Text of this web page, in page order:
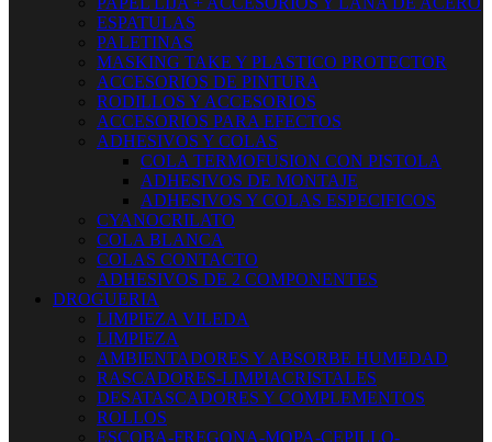
ESPATULAS
PALETINAS
MASKING TAKE Y PLASTICO PROTECTOR
ACCESORIOS DE PINTURA
RODILLOS Y ACCESORIOS
ACCESORIOS PARA EFECTOS
ADHESIVOS Y COLAS
COLA TERMOFUSION CON PISTOLA
ADHESIVOS DE MONTAJE
ADHESIVOS Y COLAS ESPECIFICOS
CYANOCRILATO
COLA BLANCA
COLAS CONTACTO
ADHESIVOS DE 2 COMPONENTES
DROGUERIA
LIMPIEZA VILEDA
LIMPIEZA
AMBIENTADORES Y ABSORBE HUMEDAD
RASCADORES-LIMPIACRISTALES
DESATASCADORES Y COMPLEMENTOS
ROLLOS
ESCOBA-FREGONA-MOPA-CEPILLO-